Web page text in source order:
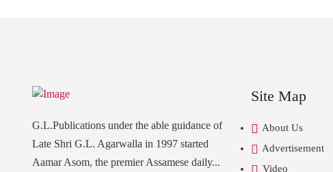
G.L.Publications under the able guidance of
Late Shri G.L. Agarwalla in 1997 started
Aamar Asom, the premier Assamese daily...
Site Map
About Us
Advertisement
Video